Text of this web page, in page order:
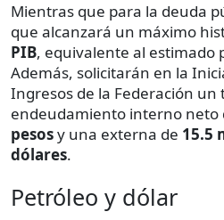
Mientras que para la deuda
que alcanzará un máximo
PIB, equivalente al estimado
Además, solicitarán en la
Ingresos de la Federación un
endeudamiento interno neto
pesosy una externa de 15.5
dólares.
Petróleo y dólar